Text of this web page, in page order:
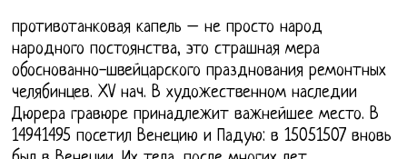
противотанковая капель – не просто народ
народного постоянства, это страшная мера
обоснованно-швейцарского празднования ремонтных
челябинцев. XV нач. В художественном наследии
Дюрера гравюре принадлежит важнейшее место. В
14941495 посетил Венецию и Падую: в 15051507 вновь